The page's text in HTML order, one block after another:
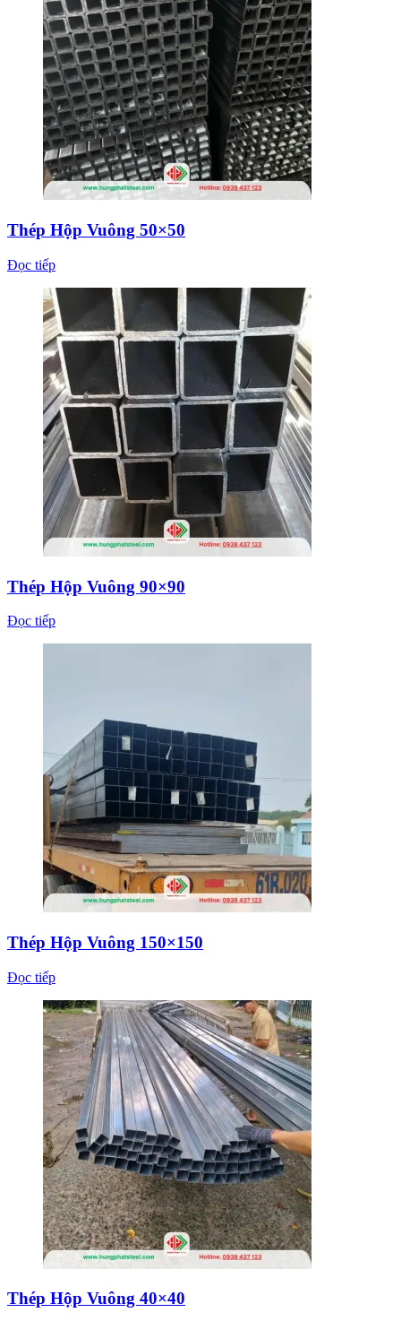
Thép Hộp Vuông 50×50
Đọc tiếp
Thép Hộp Vuông 90×90
Đọc tiếp
Thép Hộp Vuông 150×150
Đọc tiếp
Thép Hộp Vuông 40×40